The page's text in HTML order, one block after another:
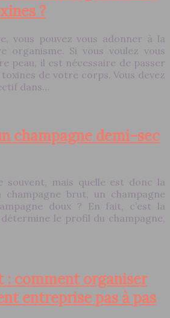
?
vous pouvez vous adonner à la
organisme. Si vous voulez vous
peau, il est nécessaire de passer
de votre corps. Vous devez
dans…
champagne demi-sec
souvent, mais quelle est donc la
brut, un champagne
doux ? En fait, c’est la
le profil du champagne,
: comment organiser
entreprise pas à pas